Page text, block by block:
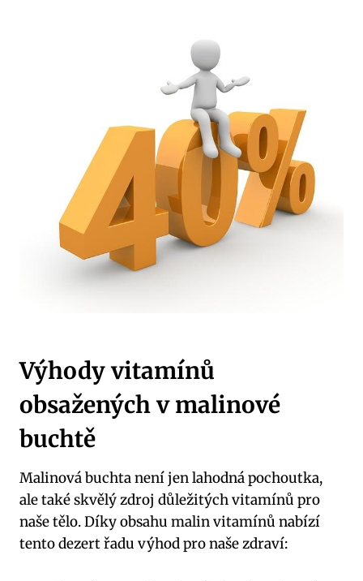
Výhody vitamínů
obsažených v malinové
buchtě
Malinová buchta není jen lahodná pochoutka,
ale také skvělý zdroj důležitých vitamínů pro
naše tělo. Díky obsahu malin vitamínů nabízí
tento dezert řadu výhod pro naše zdraví: